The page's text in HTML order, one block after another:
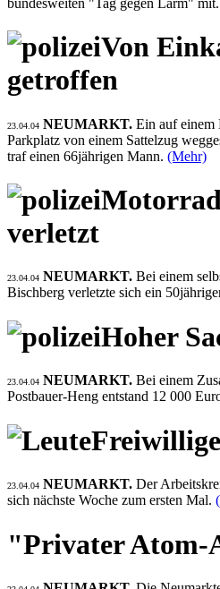
Von
getroffen
23.04.04 NEUMARKT. Ein auf einem
Parkplatz von einem Sattelzug
traf einen 66jährigen Mann. (Mehr)
verletzt
23.04.04 NEUMARKT. Bei einem
Bischberg verletzte sich ein
Hoher
23.04.04 NEUMARKT. Bei einem
Postbauer-Heng entstand 12 000
23.04.04 NEUMARKT. Der
sich nächste Woche zum ersten Mal.
"Privater Atom-